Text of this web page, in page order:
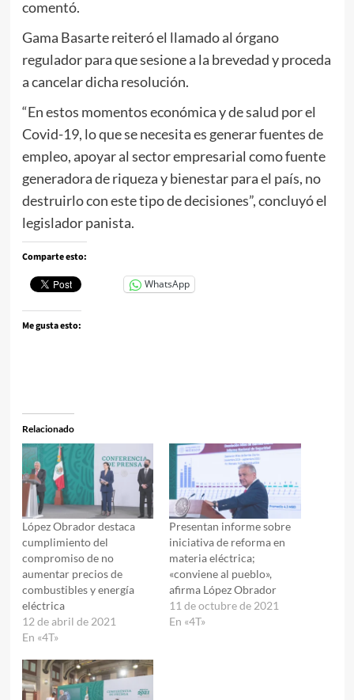
comentó.
Gama Basarte reiteró el llamado al órgano
regulador para que sesione a la brevedad y proceda
a cancelar dicha resolución.
“En estos momentos económica y de salud por el
Covid-19, lo que se necesita es generar fuentes de
empleo, apoyar al sector empresarial como fuente
generadora de riqueza y bienestar para el país, no
destruirlo con este tipo de decisiones”, concluyó el
legislador panista.
Comparte esto:
WhatsApp
Me gusta esto:
Relacionado
López Obrador destaca
cumplimiento del
compromiso de no
aumentar precios de
combustibles y energía
eléctrica
12 de abril de 2021
En «4T»
Presentan informe sobre
iniciativa de reforma en
materia eléctrica;
«conviene al pueblo»,
afirma López Obrador
11 de octubre de 2021
En «4T»